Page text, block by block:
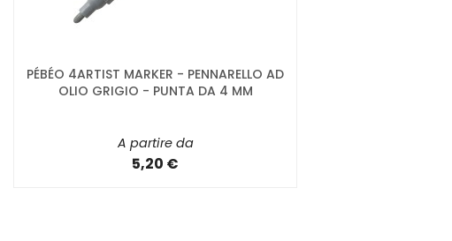
PÉBÉO 4ARTIST MARKER - PENNARELLO AD
OLIO GRIGIO - PUNTA DA 4 MM
A partire da
5,20 €